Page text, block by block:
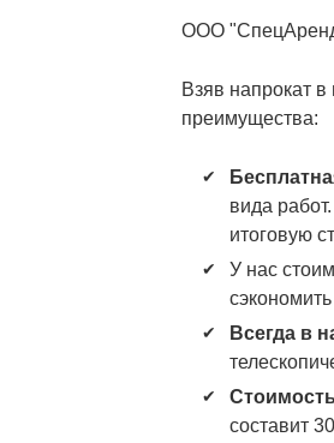
ООО
Взяв напрокат
преимущества:
вида
итоговую
У нас
Всегда в
составит